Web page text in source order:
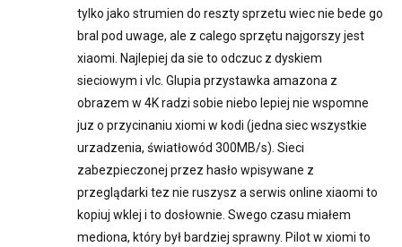
tylko jako strumien do reszty sprzetu wiec nie bede go
bral pod uwage, ale z calego sprzętu najgorszy jest
xiaomi. Najlepiej da sie to odczuc z dyskiem
sieciowym i vlc. Glupia przystawka amazona z
obrazem w 4K radzi sobie niebo lepiej nie wspomne
juz o przycinaniu xiomi w kodi (jedna siec wszystkie
urzadzenia, światłowód 300MB/s). Sieci
zabezpieczonej przez hasło wpisywane z
przeglądarki tez nie ruszysz a serwis online xiaomi to
kopiuj wklej i to dosłownie. Swego czasu miałem
mediona, który był bardziej sprawny. Pilot w xiomi to